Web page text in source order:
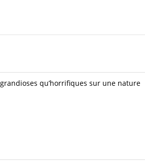
qu’horrifiques sur une nature